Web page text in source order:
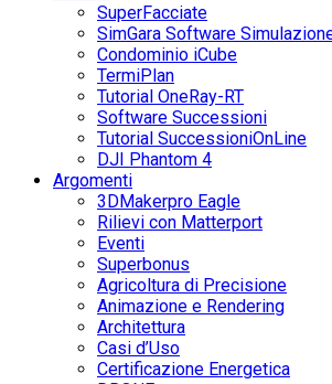
SuperFacciate
SimGara Software
Condominio iCube
TermiPlan
Tutorial OneRay-RT
Software Successioni
Tutorial SuccessioniOnLine
DJI Phantom 4
Argomenti
3DMakerpro Eagle
Rilievi con Matterport
Eventi
Superbonus
Agricoltura di Precisione
Animazione e Rendering
Architettura
Casi d’Uso
Certificazione Energetica